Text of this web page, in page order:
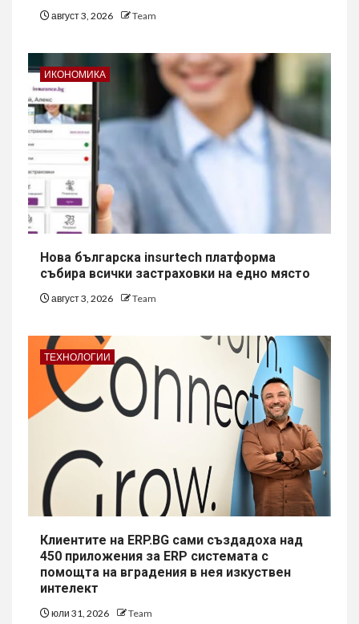
август 3, 2026 Team
ИКОНОМИКА
Нова българска insurtech платформа
събира всички застраховки на едно място
август 3, 2026 Team
ТЕХНОЛОГИИ
Клиентите на ERP.BG сами създадоха над
450 приложения за ERP системата с
помощта на вградения в нея изкуствен
интелект
юли 31, 2026 Team